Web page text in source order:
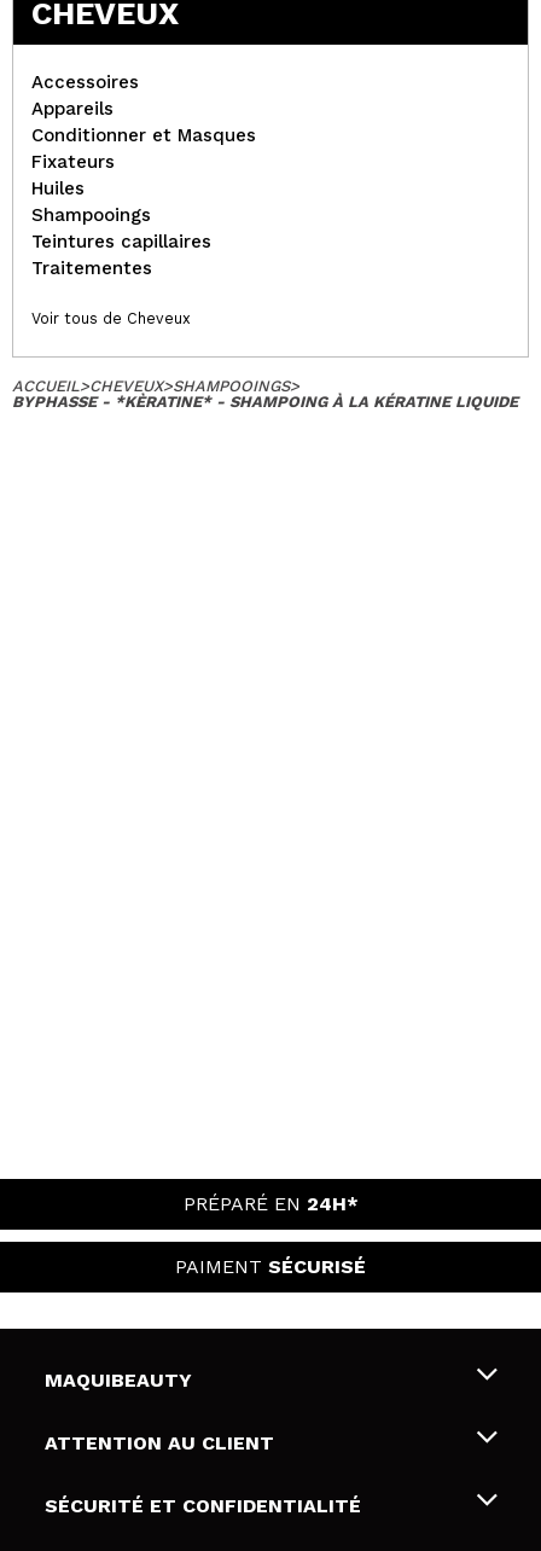
CHEVEUX
Accessoires
Appareils
Conditionner et Masques
Fixateurs
Huiles
Shampooings
Teintures capillaires
Traitementes
Voir tous de Cheveux
ACCUEIL>CHEVEUX>SHAMPOOINGS>
BYPHASSE - *KÈRATINE* - SHAMPOING À LA KÉRATINE LIQUIDE
PRÉPARÉ EN 24H*
PAIMENT SÉCURISÉ
MAQUIBEAUTY
Qui sommes nous
Cartes-cadeaux
ATTENTION AU CLIENT
Livraison & retour
SÉCURITÉ ET CONFIDENTIALITÉ